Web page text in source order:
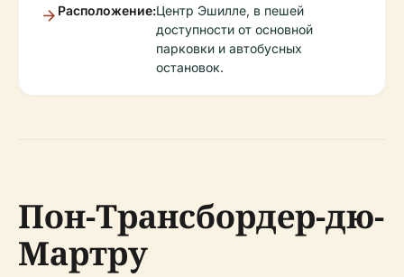
Расположение:Центр Эшилле, в пешей
доступности от основной
парковки и автобусных
остановок.
Пон-Трансбордер-дю-
Мартру